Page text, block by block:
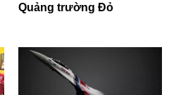
Quảng trường Đỏ